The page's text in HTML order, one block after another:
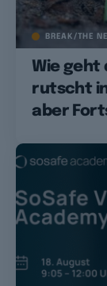
BREAK/THE
Wie geht
rutscht
aber